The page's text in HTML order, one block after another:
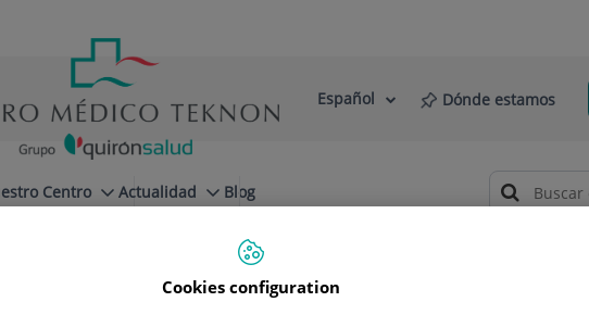
Selector
Idioma
Español Dónde estamos
Centro Actualidad Blog
Cookies configuration